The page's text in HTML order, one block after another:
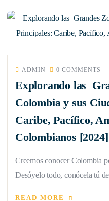
ADMIN 0 COMMENTS
Explorando las
Colombia y sus
Caribe, Pacífico,
Colombianos [2024]
Creemos conocer Colombia
Desóyelo todo, conócela tú
READ MORE